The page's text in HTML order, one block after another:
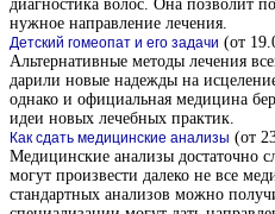
диагностика волос. Она позволит
нужное направление лечения.
Детский гомеопат и его задачи (от
Альтернативные методы лечения
дарили новые надежды на
однако и официальная медицина
идеи новых лечебных практик.
Как сдать медицинские анализы (от
Медицинские анализы достаточно
могут произвести далеко не все
стандартных анализов можно